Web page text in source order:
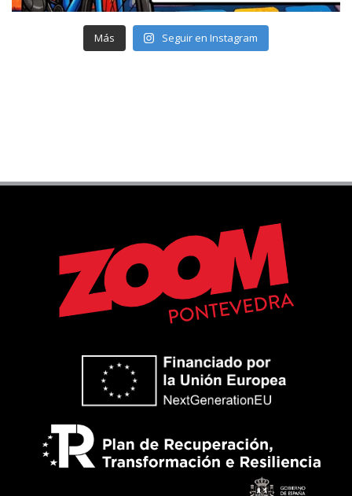
Más Seguir en Instagram